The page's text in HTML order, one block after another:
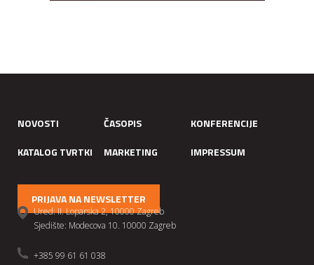
NOVOSTI ČASOPIS
KONFERENCIJE
KATALOG TVRTKI
MARKETING IMPRESSUM
PRIJAVA NA NEWSLETTER
Ured: II. Loparska 2, 10000 Zagreb
Sjedište: Modecova 10. 10000 Zagreb
+385 99 61 61 038